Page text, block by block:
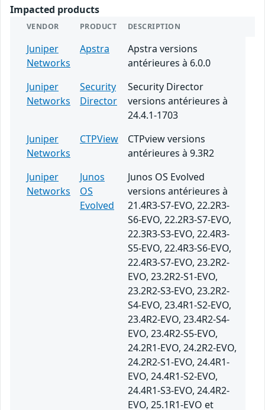
Impacted products
VENDOR PRODUCT DESCRIPTION
Juniper
Networks
Apstra
Apstra versions
antérieures à 6.0.0
Juniper
Networks
Security
Director
Security Director
versions antérieures à
24.4.1-1703
Juniper
Networks
CTPView
CTPview versions
antérieures à 9.3R2
Juniper
Networks
Junos
OS
Evolved
Junos OS Evolved
versions antérieures à
21.4R3-S7-EVO, 22.2R3-
S6-EVO, 22.2R3-S7-EVO,
22.3R3-S3-EVO, 22.4R3-
S5-EVO, 22.4R3-S6-EVO,
22.4R3-S7-EVO, 23.2R2-
EVO, 23.2R2-S1-EVO,
23.2R2-S3-EVO, 23.2R2-
S4-EVO, 23.4R1-S2-EVO,
23.4R2-EVO, 23.4R2-S4-
EVO, 23.4R2-S5-EVO,
24.2R1-EVO, 24.2R2-EVO,
24.2R2-S1-EVO, 24.4R1-
EVO, 24.4R1-S2-EVO,
24.4R1-S3-EVO, 24.4R2-
EVO, 25.1R1-EVO et